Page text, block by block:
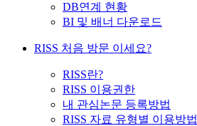
DB연계 현황
BI 및 배너 다운로드
RISS 처음 방문 이세요?
RISS란?
RISS 이용권한
내 관심논문 등록방법
RISS 자료 유형별 이용방법